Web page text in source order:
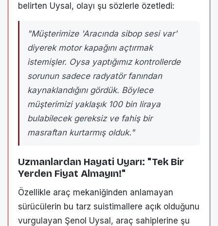
belirten Uysal, olayı şu sözlerle özetledi:
"Müşterimize 'Aracında sibop sesi var'
diyerek motor kapağını açtırmak
istemişler. Oysa yaptığımız kontrollerde
sorunun sadece radyatör fanından
kaynaklandığını gördük. Böylece
müşterimizi yaklaşık 100 bin liraya
bulabilecek gereksiz ve fahiş bir
masraftan kurtarmış olduk."
Uzmanlardan Hayati Uyarı: "Tek Bir
Yerden Fiyat Almayın!"
Özellikle araç mekaniğinden anlamayan
sürücülerin bu tarz suistimallere açık olduğunu
vurgulayan Şenol Uysal, araç sahiplerine şu